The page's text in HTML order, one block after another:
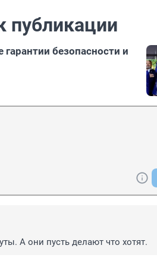
публикации
безопасности и
А они пусть делают что хотят.